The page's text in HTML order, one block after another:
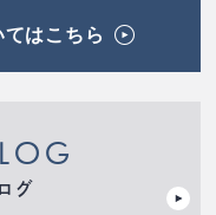
はこちら
グ